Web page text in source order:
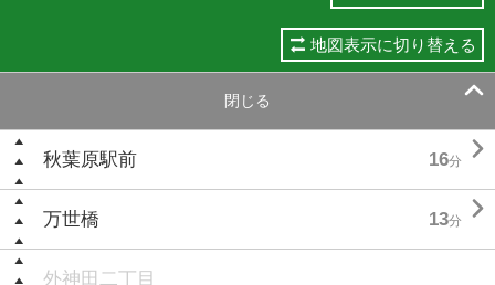
地図表示に切り替える
閉じる 
秋葉原駅前 16分 
万世橋 13分 
外神田二丁目